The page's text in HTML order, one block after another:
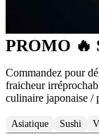
PROMO 🔥
Commandez pour
fraicheur
culinaire japonaise /
Asiatique Sushi